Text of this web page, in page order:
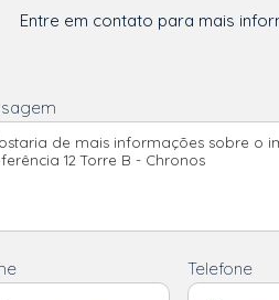
Entre em contato para mais
Telefone